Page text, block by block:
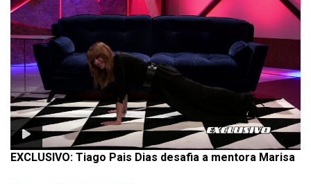
EXCLUSIVO: Tiago Pais Dias desafia a mentora Marisa